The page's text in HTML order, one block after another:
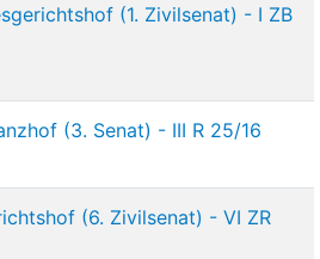
(1. Zivilsenat) - I ZB
(3. Senat) - III R 25/16
(6. Zivilsenat) - VI ZR